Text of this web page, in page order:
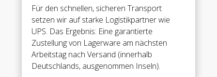
öffnend
Glasdicke
mm
Menge
Für den schnellen, sicheren Transport
setzen wir auf starke Logistikpartner wie
UPS. Das Ergebnis: Eine garantierte
Zustellung von Lagerware am nächsten
Arbeitstag nach Versand (innerhalb
Deutschlands, ausgenommen Inseln).